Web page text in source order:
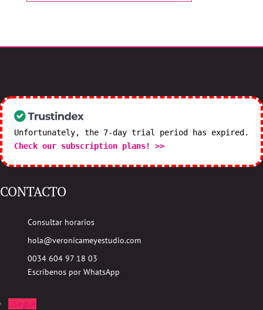
Unfortunately, the 7-day trial period has expired.
Check our subscription plans! >>
CONTACTO
Consultar horarios
hola@veronicameyestudio.com
0034 604 97 18 03
Escríbenos por WhatsApp
Seguir